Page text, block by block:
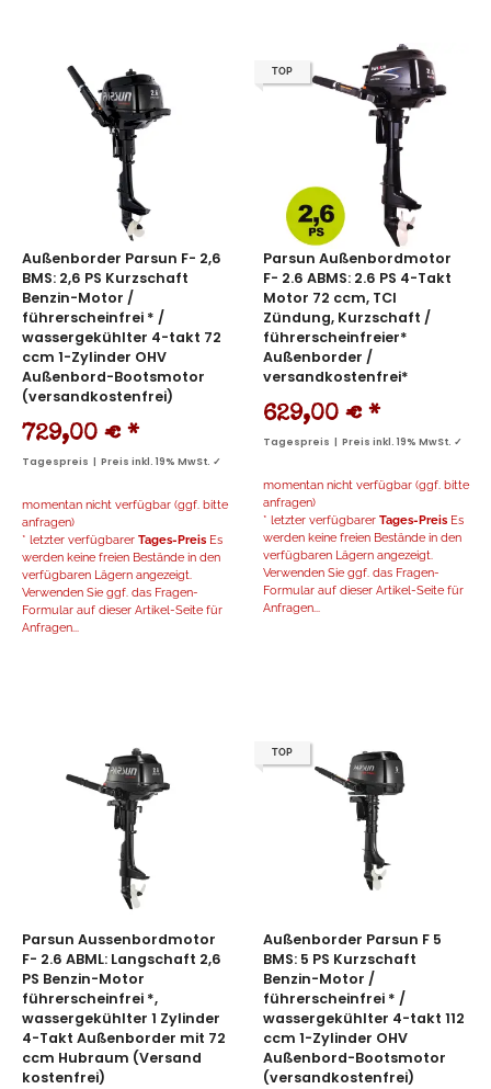
Außenborder Parsun F- 2,6
BMS: 2,6 PS Kurzschaft
Benzin-Motor /
führerscheinfrei * /
wassergekühlter 4-takt 72
ccm 1-Zylinder OHV
Außenbord-Bootsmotor
(versandkostenfrei)
729,00 € *
Tagespreis | Preis inkl. 19% MwSt. ✓
momentan nicht verfügbar (ggf. bitte
anfragen)
* letzter verfügbarer Tages-Preis Es
werden keine freien Bestände in den
verfügbaren Lägern angezeigt.
Verwenden Sie ggf. das Fragen-
Formular auf dieser Artikel-Seite für
Anfragen...
TOP
Parsun Außenbordmotor
F- 2.6 ABMS: 2.6 PS 4-Takt
Motor 72 ccm, TCI
Zündung, Kurzschaft /
führerscheinfreier*
Außenborder /
versandkostenfrei*
629,00 € *
Tagespreis | Preis inkl. 19% MwSt. ✓
momentan nicht verfügbar (ggf. bitte
anfragen)
* letzter verfügbarer Tages-Preis Es
werden keine freien Bestände in den
verfügbaren Lägern angezeigt.
Verwenden Sie ggf. das Fragen-
Formular auf dieser Artikel-Seite für
Anfragen...
Parsun Aussenbordmotor
F- 2.6 ABML: Langschaft 2,6
PS Benzin-Motor
führerscheinfrei *,
wassergekühlter 1 Zylinder
4-Takt Außenborder mit 72
ccm Hubraum (Versand
kostenfrei)
TOP
Außenborder Parsun F 5
BMS: 5 PS Kurzschaft
Benzin-Motor /
führerscheinfrei * /
wassergekühlter 4-takt 112
ccm 1-Zylinder OHV
Außenbord-Bootsmotor
(versandkostenfrei)